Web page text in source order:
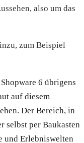
also um das
zum Beispiel
6 übrigens
auf diesem
Der Bereich, in
selbst per Baukasten
und Erlebniswelten